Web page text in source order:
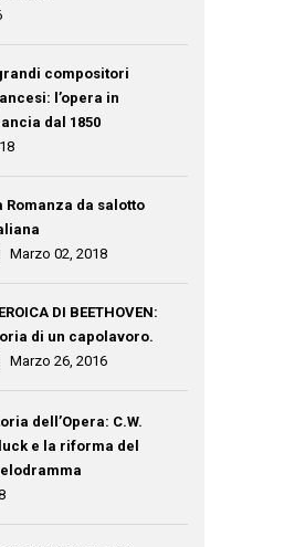
compositori
l’opera in
dal 1850
Romanza da salotto
Marzo 02, 2018
DI BEETHOVEN:
di un capolavoro.
Marzo 26, 2016
dell’Opera: C.W.
e la riforma del